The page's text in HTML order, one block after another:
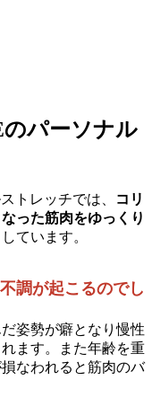
パーソナル
トレッチでは、
コリ
った筋肉をゆっくり
ています。
調が起こるのでし
姿勢が癖となり慢性
ます。また年齢を重
なわれると筋肉のバ